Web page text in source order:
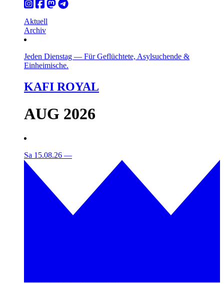
Aktuell
Archiv
Jeden Dienstag — Für Geflüchtete, Asylsuchende &
Einheimische.
KAFI ROYAL
AUG 2026
Sa 15.08.26 —